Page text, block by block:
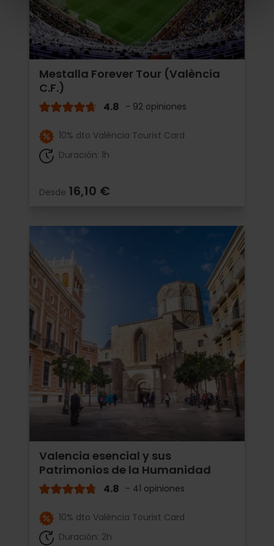
Mestalla Forever Tour (València
C.F.)
4.8 - 92 opiniones
10% dto València Tourist Card
Duración: 1h
Desde 16,10 €
Valencia esencial y sus
Patrimonios de la Humanidad
4.8 - 41 opiniones
10% dto València Tourist Card
Duración: 2h